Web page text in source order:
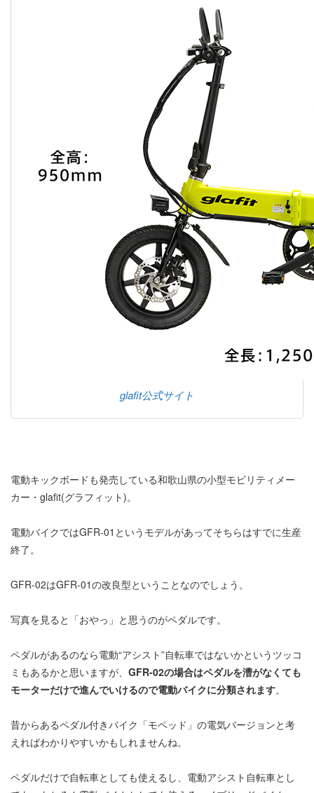
glafit公式サイト
電動キックボードも発売している和歌山県の小型モビリティメー
カー・glafit(グラフィット)。
電動バイクではGFR-01というモデルがあってそちらはすでに生産
終了。
GFR-02はGFR-01の改良型ということなのでしょう。
写真を見ると「おやっ」と思うのがペダルです。
ペダルがあるのなら電動“アシスト”自転車ではないかというツッコ
ミもあるかと思いますが、 GFR-02の場合はペダルを漕がなくても
モーターだけで進んでいけるので電動バイクに分類されます。
昔からあるペダル付きバイク「モペッド」の電気バージョンと考
えればわかりやすいかもしれませんね。
ペダルだけで自転車としても使えるし、電動アシスト自転車とし